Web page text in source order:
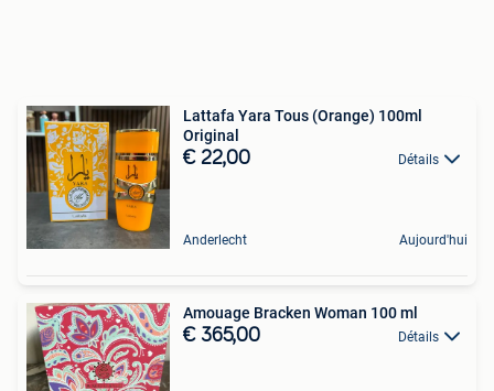
Lattafa Yara Tous (Orange) 100ml
Original
€ 22,00 Détails
Anderlecht Aujourd'hui
Amouage Bracken Woman 100 ml
€ 365,00 Détails